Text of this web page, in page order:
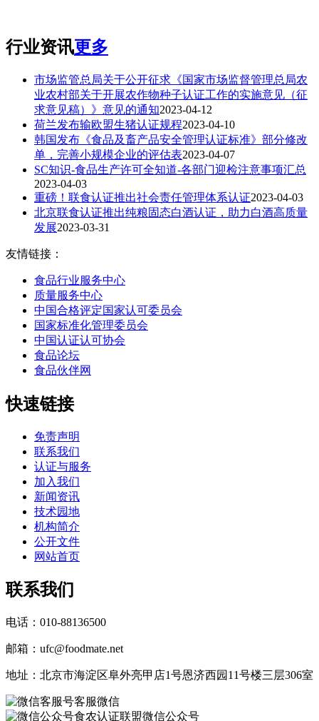
行业资讯更多
市场监管总局关于公开征求《国家市场监督管理总局农
业农村部关于开展农作物种子认证工作的实施意见（征
求意见稿）》意见的通知2023-04-12
荷兰发布输欧盟生猪认证规程2023-04-10
韩国发布《食品及畜产品安全管理认证标准》部分修改
单，完善小规模企业的评估表2023-04-07
SC知识-食品生产许可全知道-各部门迎检注意事项汇总
2023-04-03
重磅！联食认证推出社会责任管理体系认证2023-04-03
北京联食认证推出纯粮固态白酒认证，助力白酒高质量
发展2023-03-31
友情链接：
食品行业服务中心
质量服务中心
中国合格评定国家认可委员会
国家标准化管理委员会
中国认证认可协会
食品论坛
食品伙伴网
快速链接
免责声明
联系我们
认证与服务
加入我们
新闻资讯
技术园地
机构简介
公开文件
网站首页
联系我们
电话：010-88136500
邮箱：ufc@foodmate.net
地址：北京市海淀区阜外亮甲店1号恩济西园11号楼三层306室
客服微信
食农认证联盟微信公众号